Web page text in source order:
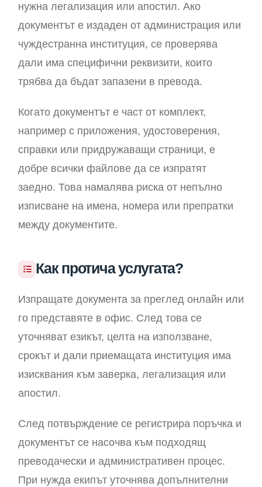
нужна легализация или апостил. Ако
документът е издаден от администрация или
чуждестранна институция, се проверява
дали има специфични реквизити, които
трябва да бъдат запазени в превода.
Когато документът е част от комплект,
например с приложения, удостоверения,
справки или придружаващи страници, е
добре всички файлове да се изпратят
заедно. Това намалява риска от непълно
изписване на имена, номера или препратки
между документите.
Как протича услугата?
Изпращате документа за преглед онлайн или
го представяте в офис. След това се
уточняват езикът, целта на използване,
срокът и дали приемащата институция има
изисквания към заверка, легализация или
апостил.
След потвърждение се регистрира поръчка и
документът се насочва към подходящ
преводачески и административен процес.
При нужда екипът уточнява допълнителни